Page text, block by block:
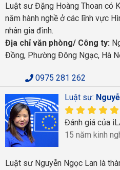
Luật sư Đặng Hoàng Thoan có
năm hành nghề ở các lĩnh vực
nhân gia đình.
Địa chỉ văn phòng/ Công ty:
Đồng, Phường Đông Ngạc, Hà
0975 281 262
Luật sư:
Đánh giá của
15 năm kinh
Luật sư Nguyễn Ngọc Lan là